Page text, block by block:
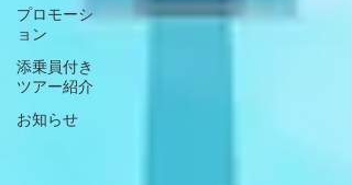
プロモーシ
ョン
添乗員付き
ツアー紹介
お知らせ